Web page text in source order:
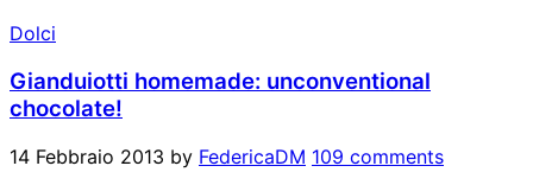
Dolci
Gianduiotti homemade: unconventional
chocolate!
14 Febbraio 2013 by FedericaDM 109 comments